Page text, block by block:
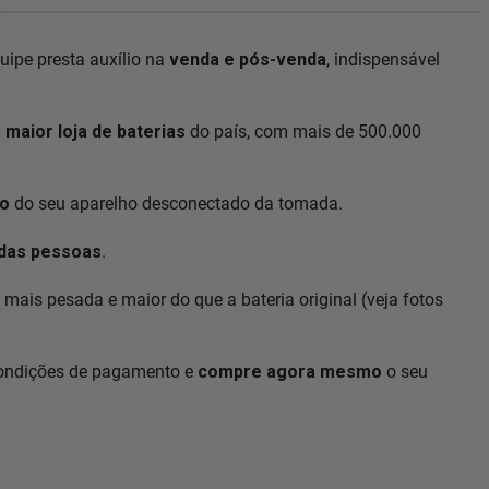
presta auxílio na venda e pós-venda, indispensável
maior loja de baterias do país, com mais de 500.000
do seu aparelho desconectado da tomada.
pessoas.
pesada e maior do que a bateria original (veja fotos
de pagamento e compre agora mesmo o seu